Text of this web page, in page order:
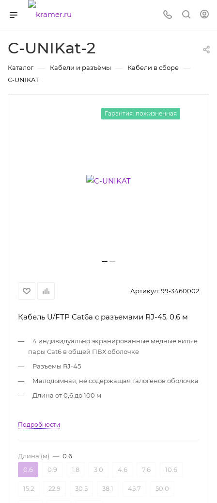
C-UNIKat-2
Каталог — Кабели и разъёмы — Кабели в сборе —
C-UNIKAT
Гарантия: пожизненная
Артикул: 99-3460002
Кабель U/FTP Cat6a с разъемами RJ-45, 0,6 м
4 индивидуально экранированные медные витые
пары Cat6 в общей ПВХ оболочке
Разъемы RJ-45
Малодымная, не содержащая галогенов оболочка
Длина от 0,6 до 100 м
Подробности
Длина (м) — 0.6
0.6
0.9 1.8 3.0 4.6 7.6 10.6
15.2 22.9 30.5 38.1 45.7 50.0